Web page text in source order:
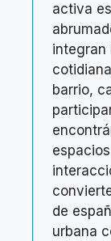
activa
integran
barrio,
de
urbana